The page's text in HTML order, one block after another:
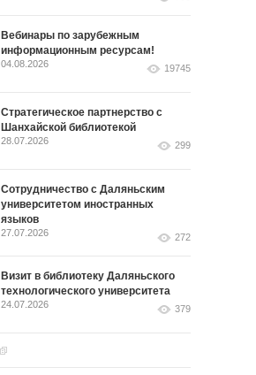
Вебинары по зарубежным
информационным ресурсам!
04.08.2026 19745
Стратегическое партнерство с
Шанхайской библиотекой
28.07.2026 299
Сотрудничество с Даляньским
университетом иностранных
языков
27.07.2026 272
Визит в библиотеку Даляньского
технологического университета
24.07.2026 379